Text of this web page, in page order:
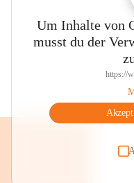
Um Inhalte von
musst du der
https://